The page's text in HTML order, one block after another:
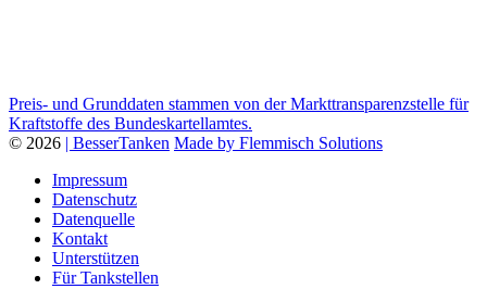
Preis- und Grunddaten stammen von der Markttransparenzstelle für
Kraftstoffe des Bundeskartellamtes.
© 2026 | BesserTanken Made by Flemmisch Solutions
Impressum
Datenschutz
Datenquelle
Kontakt
Unterstützen
Für Tankstellen